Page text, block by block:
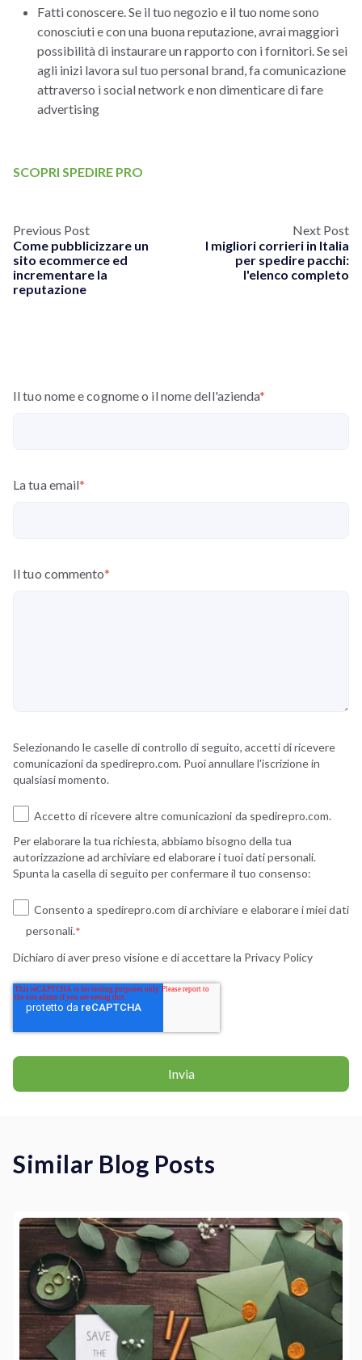
Fatti conoscere. Se il tuo negozio e il tuo nome sono
conosciuti e con una buona reputazione, avrai maggiori
possibilità di instaurare un rapporto con i fornitori. Se sei
agli inizi lavora sul tuo personal brand, fa comunicazione
attraverso i social network e non dimenticare di fare
advertising
SCOPRI SPEDIRE PRO
Previous Post
Come pubblicizzare un
sito ecommerce ed
incrementare la
reputazione
Next Post
I migliori corrieri in Italia
per spedire pacchi:
l'elenco completo
Il tuo nome e cognome o il nome dell'azienda*
La tua email*
Il tuo commento*
Selezionando le caselle di controllo di seguito, accetti di ricevere
comunicazioni da spedirepro.com. Puoi annullare l'iscrizione in
qualsiasi momento.
Accetto di ricevere altre comunicazioni da spedirepro.com.
Per elaborare la tua richiesta, abbiamo bisogno della tua
autorizzazione ad archiviare ed elaborare i tuoi dati personali.
Spunta la casella di seguito per confermare il tuo consenso:
Consento a spedirepro.com di archiviare e elaborare i miei dati
personali.*
Dichiaro di aver preso visione e di accettare la Privacy Policy
Similar Blog Posts